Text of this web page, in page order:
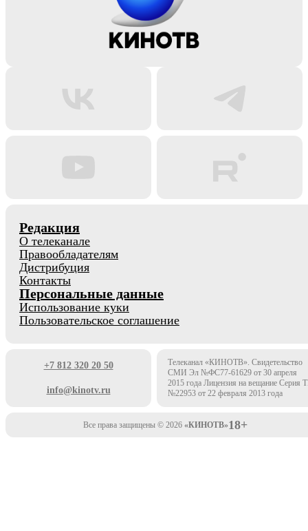
Редакция
О телеканале
Правообладателям
Дистрибуция
Контакты
Персональные данные
Использование куки
Пользовательское соглашение
+7 812 320 20 50
info@kinotv.ru
Телеканал «КИНОТВ». Свидетельство
СМИ Эл №ФС77-61629 от 30 апреля
2015 года Лицензия на вещание Серия
№22953 от 22 февраля 2013 года
Все права защищены © 2026 «КИНОТВ»18+